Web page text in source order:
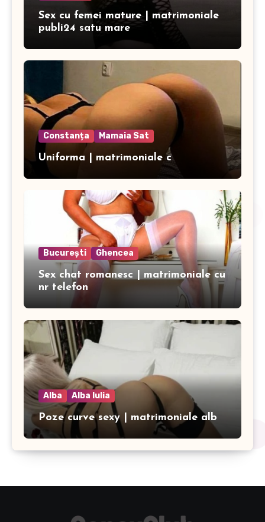
Sex cu femei mature | matrimoniale
publi24 satu mare
Constanța Mamaia Sat
Uniforma | matrimoniale c
București Ghencea
Sex chat romanesc | matrimoniale cu
nr telefon
Alba Alba Iulia
Poze curve sexy | matrimoniale alb